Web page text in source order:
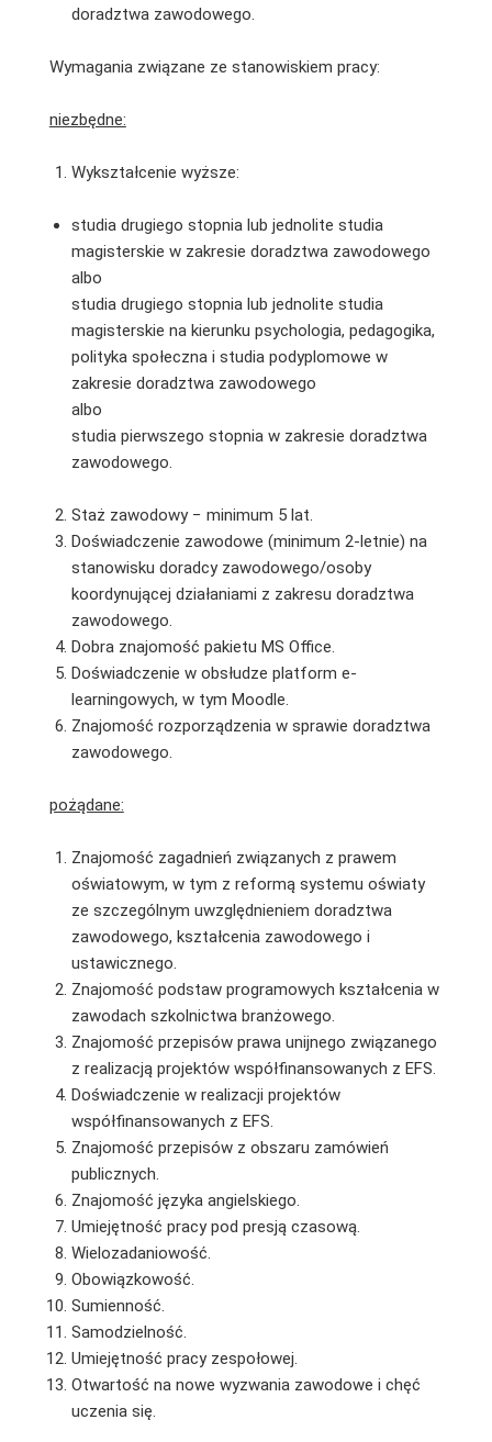
doradztwa zawodowego.
Wymagania związane ze stanowiskiem pracy:
niezbędne:
Wykształcenie wyższe:
studia drugiego stopnia lub jednolite studia
magisterskie w zakresie doradztwa zawodowego
albo
studia drugiego stopnia lub jednolite studia
magisterskie na kierunku psychologia, pedagogika,
polityka społeczna i studia podyplomowe w
zakresie doradztwa zawodowego
albo
studia pierwszego stopnia w zakresie doradztwa
zawodowego.
Staż zawodowy − minimum 5 lat.
Doświadczenie zawodowe (minimum 2-letnie) na
stanowisku doradcy zawodowego/osoby
koordynującej działaniami z zakresu doradztwa
zawodowego.
Dobra znajomość pakietu MS Office.
Doświadczenie w obsłudze platform e-
learningowych, w tym Moodle.
Znajomość rozporządzenia w sprawie doradztwa
zawodowego.
pożądane:
Znajomość zagadnień związanych z prawem
oświatowym, w tym z reformą systemu oświaty
ze szczególnym uwzględnieniem doradztwa
zawodowego, kształcenia zawodowego i
ustawicznego.
Znajomość podstaw programowych kształcenia w
zawodach szkolnictwa branżowego.
Znajomość przepisów prawa unijnego związanego
z realizacją projektów współfinansowanych z EFS.
Doświadczenie w realizacji projektów
współfinansowanych z EFS.
Znajomość przepisów z obszaru zamówień
publicznych.
Znajomość języka angielskiego.
Umiejętność pracy pod presją czasową.
Wielozadaniowość.
Obowiązkowość.
Sumienność.
Samodzielność.
Umiejętność pracy zespołowej.
Otwartość na nowe wyzwania zawodowe i chęć
uczenia się.